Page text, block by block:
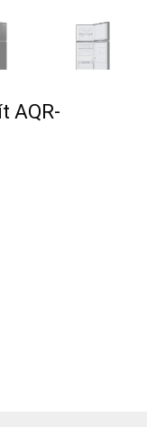
AQR-
số lượng